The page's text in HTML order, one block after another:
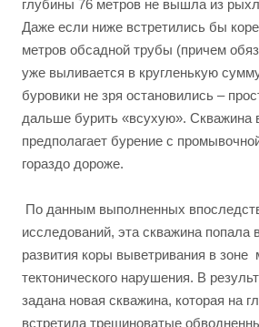
глубины 76 метров не вышла из
Даже если ниже встретились бы
метров обсадной трубы (причем
уже выливается в кругленькую
буровики не зря остановились –
дальше бурить «всухую». Скважина
предполагает бурение с
гораздо дороже.
По данным выполненных
исследований, эта скважина попала
развития коры выветривания в зоне
тектонического нарушения. В
задана новая скважина, которая на
встретила трещиноватые